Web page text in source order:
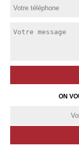
ON